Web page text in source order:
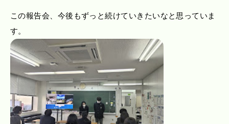
この報告会、今後もずっと続けていきたいなと思っていま
す。